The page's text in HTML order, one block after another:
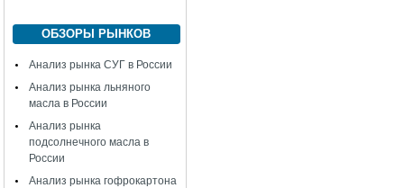
ОБЗОРЫ РЫНКОВ
Анализ рынка СУГ в России
Анализ рынка льняного
масла в России
Анализ рынка
подсолнечного масла в
России
Анализ рынка гофрокартона